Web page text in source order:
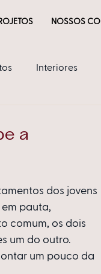
NOSSOS
Interiores
a
dos jovens
pauta,
comum, os dois
um do outro.
um pouco da